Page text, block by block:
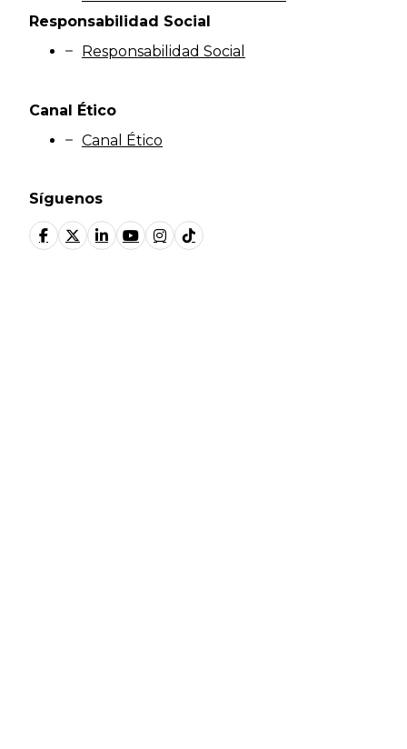
Síguenos
Responsabilidad Social
Responsabilidad Social
Canal Ético
Canal Ético